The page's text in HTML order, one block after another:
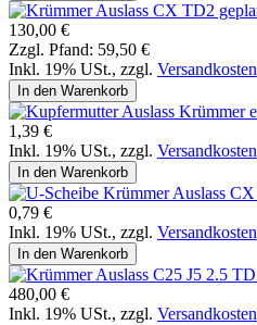
130,00 €
Zzgl. Pfand: 59,50 €
Inkl. 19% USt., zzgl. Versandkosten
In den Warenkorb
1,39 €
Inkl. 19% USt., zzgl. Versandkosten
In den Warenkorb
0,79 €
Inkl. 19% USt., zzgl. Versandkosten
In den Warenkorb
480,00 €
Inkl. 19% USt., zzgl. Versandkosten